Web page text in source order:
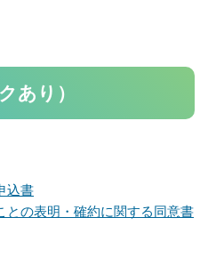
あり）
込書
との表明・確約に関する同意書